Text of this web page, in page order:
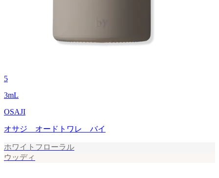
5
3mL
OSAJI
オサジ オードトワレ バイ
ホワイトフローラル
ウッディ